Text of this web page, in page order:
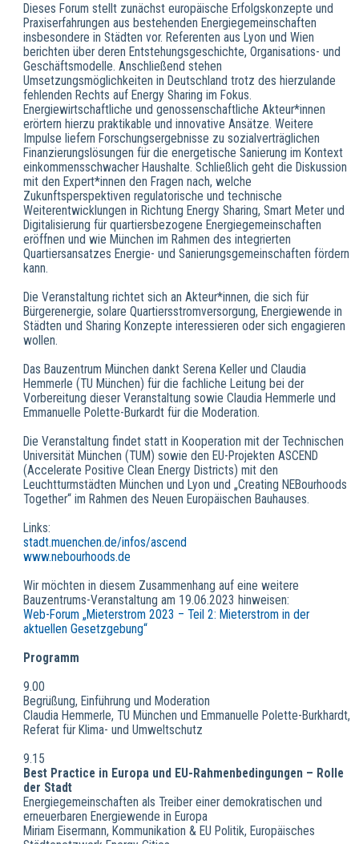
Dieses Forum stellt zunächst europäische Erfolgskonzepte und
Praxiserfahrungen aus bestehenden Energiegemeinschaften
insbesondere in Städten vor. Referenten aus Lyon und Wien
berichten über deren Entstehungsgeschichte, Organisations- und
Geschäftsmodelle. Anschließend stehen
Umsetzungsmöglichkeiten in Deutschland trotz des hierzulande
fehlenden Rechts auf Energy Sharing im Fokus.
Energiewirtschaftliche und genossenschaftliche Akteur*innen
erörtern hierzu praktikable und innovative Ansätze. Weitere
Impulse liefern Forschungsergebnisse zu sozialverträglichen
Finanzierungslösungen für die energetische Sanierung im Kontext
einkommensschwacher Haushalte. Schließlich geht die Diskussion
mit den Expert*innen den Fragen nach, welche
Zukunftsperspektiven regulatorische und technische
Weiterentwicklungen in Richtung Energy Sharing, Smart Meter und
Digitalisierung für quartiersbezogene Energiegemeinschaften
eröffnen und wie München im Rahmen des integrierten
Quartiersansatzes Energie- und Sanierungsgemeinschaften fördern
kann.
Die Veranstaltung richtet sich an Akteur*innen, die sich für
Bürgerenergie, solare Quartiersstromversorgung, Energiewende in
Städten und Sharing Konzepte interessieren oder sich engagieren
wollen.
Das Bauzentrum München dankt Serena Keller und Claudia
Hemmerle (TU München) für die fachliche Leitung bei der
Vorbereitung dieser Veranstaltung sowie Claudia Hemmerle und
Emmanuelle Polette-Burkardt für die Moderation.
Die Veranstaltung findet statt in Kooperation mit der Technischen
Universität München (TUM) sowie den EU-Projekten ASCEND
(Accelerate Positive Clean Energy Districts) mit den
Leuchtturmstädten München und Lyon und „Creating NEBourhoods
Together“ im Rahmen des Neuen Europäischen Bauhauses.
Links:
stadt.muenchen.de/infos/ascend
www.nebourhoods.de
Wir möchten in diesem Zusammenhang auf eine weitere
Bauzentrums-Veranstaltung am 19.06.2023 hinweisen:
Web-Forum „Mieterstrom 2023 – Teil 2: Mieterstrom in der
aktuellen Gesetzgebung“
Programm
9.00
Begrüßung, Einführung und Moderation
Claudia Hemmerle, TU München und Emmanuelle Polette-Burkhardt,
Referat für Klima- und Umweltschutz
9.15
Best Practice in Europa und EU-Rahmenbedingungen – Rolle
der Stadt
Energiegemeinschaften als Treiber einer demokratischen und
erneuerbaren Energiewende in Europa
Miriam Eisermann, Kommunikation & EU Politik, Europäisches